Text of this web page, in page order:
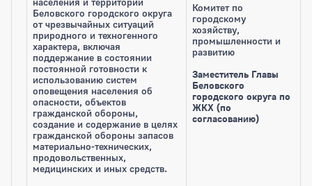
Беловского городского округа
от чрезвычайных ситуаций
природного и техногенного
характера, включая
поддержание в состоянии
постоянной готовности к
использованию систем
оповещения населения об
опасности, объектов
гражданской обороны,
создание и содержание в целях
гражданской обороны запасов
материально-технических,
продовольственных,
медицинских и иных средств.
Комитет по
городскому
хозяйству,
промышленности и
развитию
Заместитель Главы
Беловского
городского округа по
ЖКХ (по
согласованию)